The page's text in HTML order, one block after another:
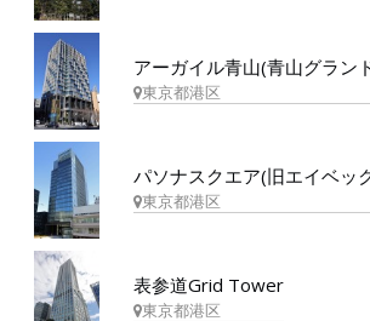
アーガイル青山(青山グラン
東京都港区
パソナスクエア(旧エイベッ
東京都港区
表参道Grid Tower
東京都港区